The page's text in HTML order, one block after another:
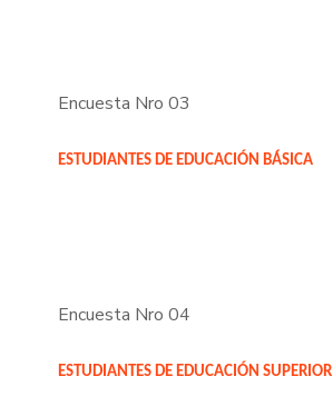
Encuesta Nro 03
ESTUDIANTES DE EDUCACIÓN BÁSICA
Encuesta Nro 04
ESTUDIANTES DE EDUCACIÓN SUPERIOR